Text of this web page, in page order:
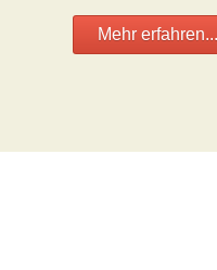
Mehr erfahren...